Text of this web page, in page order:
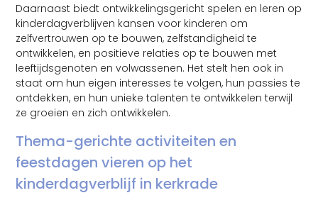
Daarnaast biedt ontwikkelingsgericht spelen en leren op
kinderdagverblijven kansen voor kinderen om
zelfvertrouwen op te bouwen, zelfstandigheid te
ontwikkelen, en positieve relaties op te bouwen met
leeftijdsgenoten en volwassenen. Het stelt hen ook in
staat om hun eigen interesses te volgen, hun passies te
ontdekken, en hun unieke talenten te ontwikkelen terwijl
ze groeien en zich ontwikkelen.
Thema-gerichte activiteiten en
feestdagen vieren op het
kinderdagverblijf in kerkrade